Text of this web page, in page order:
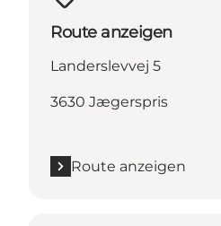
Route anzeigen
Landerslevvej 5
3630 Jægerspris
Route anzeigen